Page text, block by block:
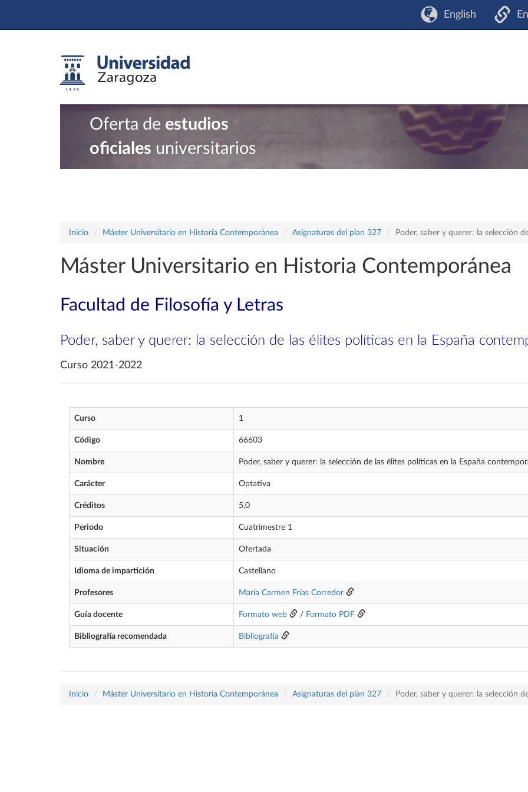
English
Oferta de estudios
oficiales universitarios
Inicio Máster Universitario en Historia Contemporánea Asignaturas del plan 327 Poder, saber y querer: la selección
Máster Universitario en Historia Contemporánea
Facultad de Filosofía y Letras
Poder, saber y querer: la selección de las élites políticas en la España
Curso 2021-2022
Curso 1
Código 66603
Nombre Poder, saber y querer: la selección de las élites políticas en la España
Carácter Optativa
Créditos 5,0
Periodo Cuatrimestre 1
Situación Ofertada
Idioma de impartición Castellano
Profesores María Carmen Frías Corredor
Guía docente Formato web / Formato PDF
Bibliografía recomendada Bibliografía
Inicio Máster Universitario en Historia Contemporánea Asignaturas del plan 327 Poder, saber y querer: la selección